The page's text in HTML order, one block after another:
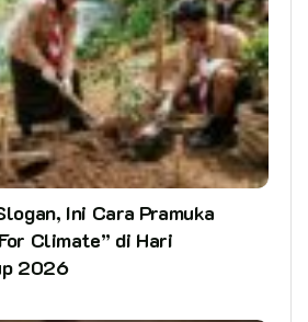
Ini Cara Pramuka
Climate” di Hari
2026